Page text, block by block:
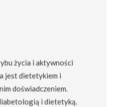
życia i aktywności
jest dietetykiem i
doświadczeniem.
i dietetyką.